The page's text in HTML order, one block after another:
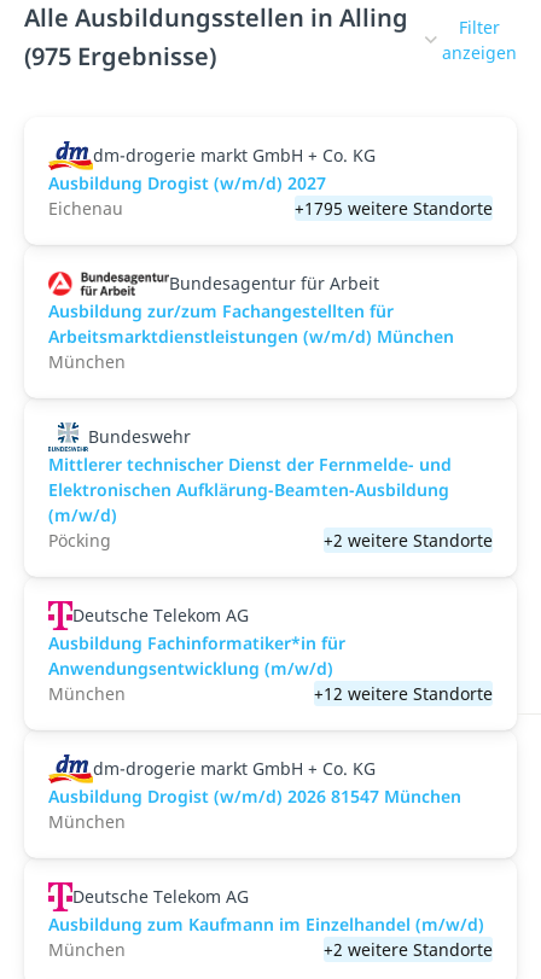
Alle Ausbildungsstellen in Alling
(975 Ergebnisse)
Filter
anzeigen
dm-drogerie markt GmbH + Co. KG
Ausbildung Drogist (w/m/d) 2027
Eichenau
+1795 weitere Standorte
Bundesagentur für Arbeit
Ausbildung zur/zum Fachangestellten für
Arbeitsmarktdienstleistungen (w/m/d) München
München
Bundeswehr
Mittlerer technischer Dienst der Fernmelde- und
Elektronischen Aufklärung-Beamten-Ausbildung
(m/w/d)
Pöcking
+2 weitere Standorte
Deutsche Telekom AG
Ausbildung Fachinformatiker*in für
Anwendungsentwicklung (m/w/d)
München
+12 weitere Standorte
dm-drogerie markt GmbH + Co. KG
Ausbildung Drogist (w/m/d) 2026 81547 München
München
Deutsche Telekom AG
Ausbildung zum Kaufmann im Einzelhandel (m/w/d)
München
+2 weitere Standorte